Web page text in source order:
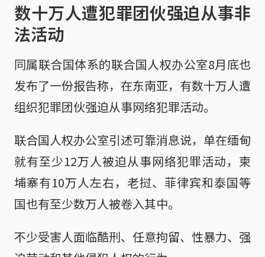
数十万人遭犯罪团伙强迫从事非
法活动
同属联合国体系的联合国人权办公室8月底也
发布了一份报告称，在东南亚，有数十万人遭
组织犯罪团伙强迫从事网络犯罪活动。
联合国人权办公室引述可靠消息说，单在缅甸
就有至少12万人被迫从事网络犯罪活动，柬
埔寨有10万人左右，老挝、菲律宾和泰国等
国也有至少数万人被卷入其中。
不少受害人面临酷刑、任意拘留、性暴力、强